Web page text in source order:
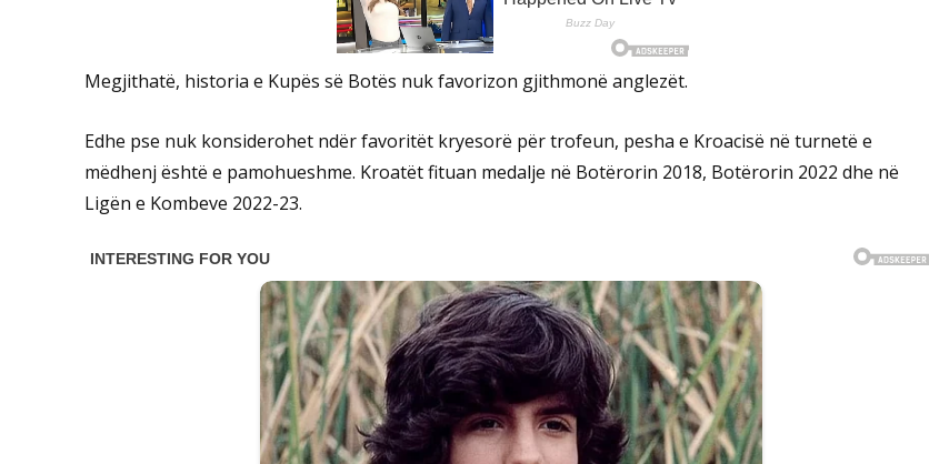
Megjithatë, historia e Kupës së Botës nuk favorizon gjithmonë anglezët.
Edhe pse nuk konsiderohet ndër favoritët kryesorë për trofeun, pesha e Kroacisë në turnetë e
mëdhenj është e pamohueshme. Kroatët fituan medalje në Botërorin 2018, Botërorin 2022 dhe në
Ligën e Kombeve 2022-23.